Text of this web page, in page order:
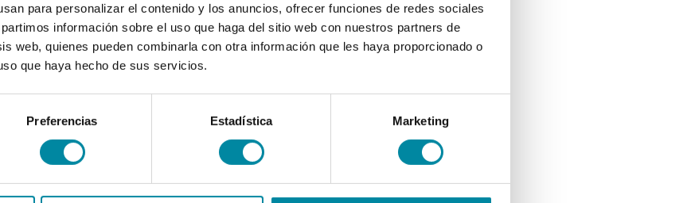
para personalizar el contenido y los anuncios, ofrecer funciones de redes sociales
información sobre el uso que haga del sitio web con nuestros partners de
web, quienes pueden combinarla con otra información que les haya proporcionado o
que haya hecho de sus servicios.
Preferencias Estadística Marketing